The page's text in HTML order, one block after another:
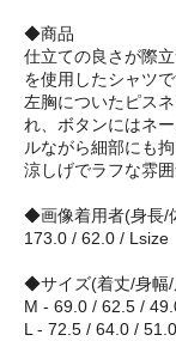
◆商品
仕立ての良さが際
を使用したシャツで
左胸についたピス
れ、ボタンにはネ
ルながら細部にも
涼しげでラフな雰囲
◆画像着用者(身長/
173.0 / 62.0 / Lsize
◆サイズ(着丈/身幅/
M - 69.0 / 62.5 /
L - 72.5 / 64.0 /